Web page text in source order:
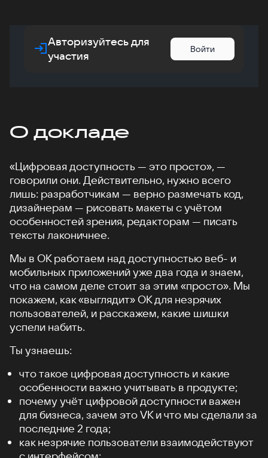
Авторизуйтесь для
участия
Войти
О докладе
«Цифровая доступность — это просто», —
говорили они. Действительно, нужно всего
лишь: разработчикам — верно размечать код,
дизайнерам — рисовать макеты с учётом
особенностей зрения, редакторам — писать
тексты лаконичнее.
Мы в ОК работаем над доступностью веб- и
мобильных приложений уже два года и знаем,
что на самом деле стоит за этим «просто». Мы
покажем, как «выглядит» ОК для незрячих
пользователей, и расскажем, какие шишки
успели набить.
Ты узнаешь:
что такое цифровая доступность и какие
особенности важно учитывать в продукте;
почему учёт цифровой доступности важен
для бизнеса, зачем это VK и что мы сделали за
последние 2 года;
как незрячие пользователи взаимодействуют